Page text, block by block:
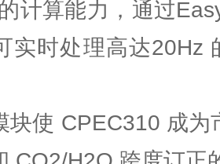
计算能力，通过
实时处理高达20Hz
块使 CPEC310 成为